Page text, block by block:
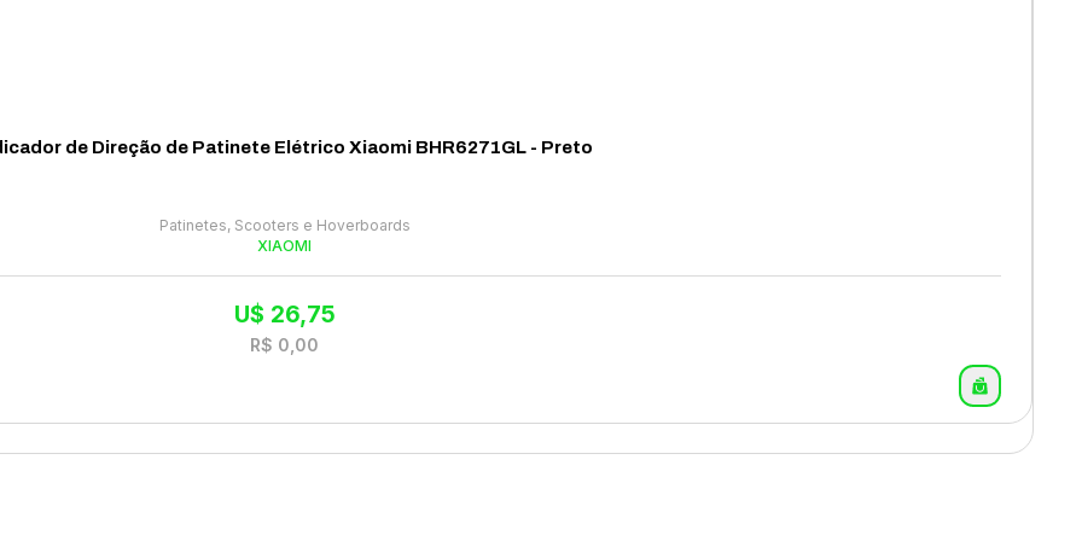
de Direção de Patinete Elétrico Xiaomi BHR6271GL - Preto
Patinetes, Scooters e Hoverboards
XIAOMI
U$ 26,75
R$ 0,00